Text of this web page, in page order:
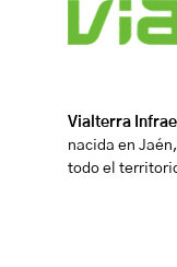
Vialterra
nacida en
todo el